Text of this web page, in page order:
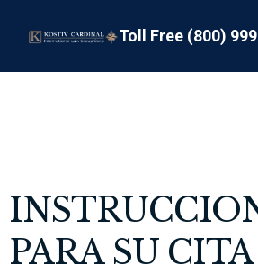
Toll Free (800)
PARA SU